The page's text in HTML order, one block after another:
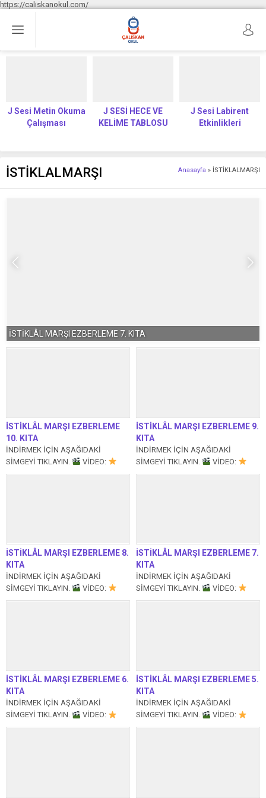
https://caliskanokul.com/
J Sesi Metin Okuma
Çalışması
J SESİ HECE VE
KELİME TABLOSU
J Sesi Labirent
Etkinlikleri
Anasayfa » İSTİKLALMARŞI
İSTİKLALMARŞI
İSTİKLÂL MARŞI EZBERLEME 7. KITA
İSTİKLÂL MARŞI EZBERLEME
10. KITA
İNDİRMEK İÇİN AŞAĞIDAKİ
SİMGEYİ TIKLAYIN.
VİDEO:
Yapay zeka erkek ses ile
İSTİKLÂL MARŞI EZBERLEME 9.
KITA
İNDİRMEK İÇİN AŞAĞIDAKİ
SİMGEYİ TIKLAYIN.
VİDEO:
Yapay zeka erkek ses ile
İSTİKLÂL MARŞI EZBERLEME 8.
KITA
İNDİRMEK İÇİN AŞAĞIDAKİ
SİMGEYİ TIKLAYIN.
VİDEO:
Yapay zeka erkek ses ile
İSTİKLÂL MARŞI EZBERLEME 7.
KITA
İNDİRMEK İÇİN AŞAĞIDAKİ
SİMGEYİ TIKLAYIN.
VİDEO:
Yapay zeka erkek ses ile
İSTİKLÂL MARŞI EZBERLEME 6.
KITA
İNDİRMEK İÇİN AŞAĞIDAKİ
SİMGEYİ TIKLAYIN.
VİDEO:
Yapay zeka erkek ses ile
İSTİKLÂL MARŞI EZBERLEME 5.
KITA
İNDİRMEK İÇİN AŞAĞIDAKİ
SİMGEYİ TIKLAYIN.
VİDEO:
Yapay zeka erkek ses ile